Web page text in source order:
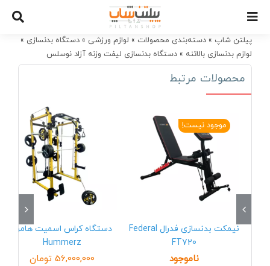
contentپیلتن شاپ » دسته‌بندی محصولات » لوازم ورزشی » دستگاه بدنسازی »
لوازم بدنسازی بالاتنه » دستگاه بدنسازی لیفت وزنه آزاد نوسلس
NAUTILUS TF-5040
محصولات مرتبط
موجود نیست!
نیمکت بدنسازی فدرال Federal
FT720
ناموجود
دستگاه کراس اسمیت هامرز
Hummerz
56,000,000 تومان